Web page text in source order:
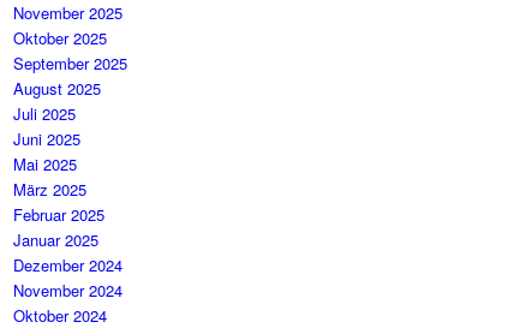
November 2025
Oktober 2025
September 2025
August 2025
Juli 2025
Juni 2025
Mai 2025
März 2025
Februar 2025
Januar 2025
Dezember 2024
November 2024
Oktober 2024